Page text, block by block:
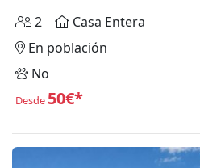
2
Casa Entera
En población
No
Desde 50€*